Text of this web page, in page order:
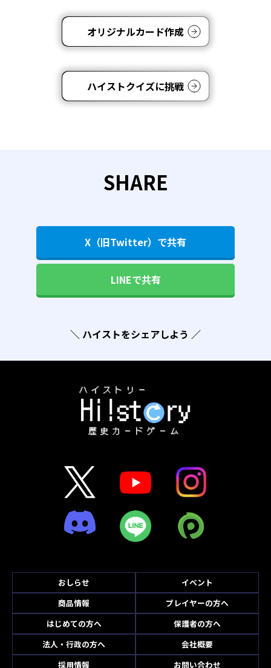
オリジナルカード作成
ハイストクイズに挑戦
SHARE
X（旧Twitter）で共有
LINEで共有
＼ ハイストをシェアしよう ／
おしらせ
イベント
商品情報
プレイヤーの方へ
はじめての方へ
保護者の方へ
法人・行政の方へ
会社概要
採用情報
お問い合わせ